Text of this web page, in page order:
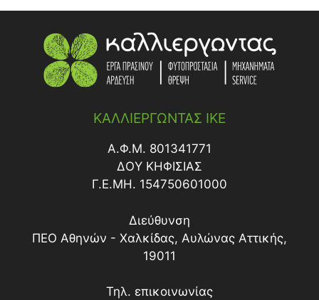
+
ΕΦΑΡΜΟΓΗ ΕΔΑΦΟΥΣ
ΜΕ ΡΙΖΟΠΟΤΙΣΜΑ
ΜΕ ΨΕΚΑΣΜΟ
ΖΙΖΑΝΙΟΚΤΟΝΑ +
ΜΕΤΑΦΥΤΡΩΤΙΚΑ
ΠΡΟΦΥΤΡΩΤΙΚΑ
ΜΥΚΗΤΟΚΤΟΝΑ +
ΜΕ ΨΕΚΑΣΜΟ
ΡΙΖΟΠΟΤΙΣΜΑ
ΝΕΦΕΛΟΨΕΚΑΣΤΗΡΕΣ-ΘΕΙΩΤΗΡΕΣ
ΠΡΟΠΙΕΣΕΩΣ
ΨΕΚΑΣΤΙΚΕΣ ΑΝΤΛΙΕΣ
ΦΟΡΗΤΕΣ
ΚΑΛΛΙΕΡΓΩΝΤΑΣ ΙΚΕ
Α.Φ.Μ. 801341771
ΔΟY ΚΗΦΙΣΙΑΣ
Γ.Ε.ΜΗ. 154750601000
Διεύθυνση
ΠΕΟ Αθηνών - Χαλκίδας, Αυλώνας Αττικής,
19011
Τηλ. επικοινωνίας